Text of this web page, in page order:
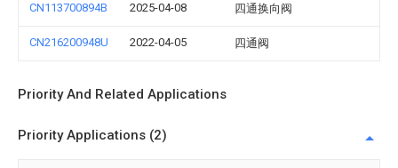
CN113700894B 2025-04-08 四通换向阀
CN216200948U 2022-04-05 四通阀
Priority And Related Applications
Priority Applications (2)